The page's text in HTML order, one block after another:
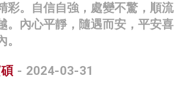
彩。自信自強，處變不驚，順流
。內心平靜，隨遇而安，平安喜
- 2024-03-31